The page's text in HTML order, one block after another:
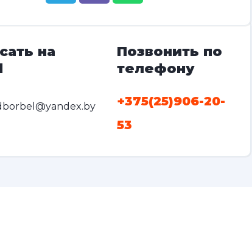
на
Позвонить по
телефону
+375(25)906-20-
53